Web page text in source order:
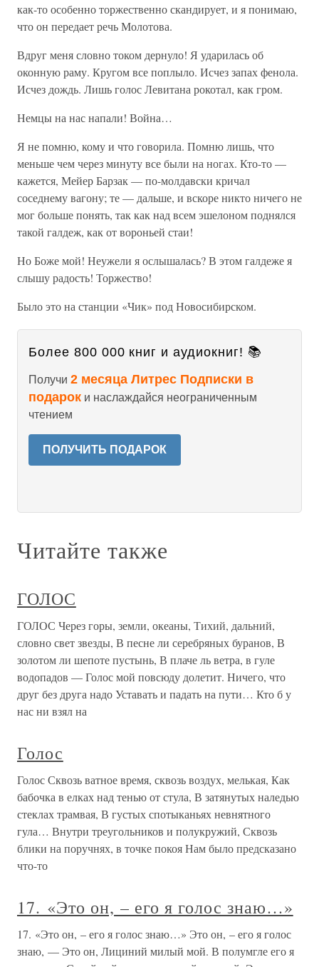
как-то особенно торжественно скандирует, и я понимаю,
что он передает речь Молотова.
Вдруг меня словно током дернуло! Я ударилась об
оконную раму. Кругом все поплыло. Исчез запах фенола.
Исчез дождь. Лишь голос Левитана рокотал, как гром.
Немцы на нас напали! Война…
Я не помню, кому и что говорила. Помню лишь, что
меньше чем через минуту все были на ногах. Кто-то —
кажется, Мейер Барзак — по-молдавски кричал
соседнему вагону; те — дальше, и вскоре никто ничего не
мог больше понять, так как над всем эшелоном поднялся
такой галдеж, как от вороньей стаи!
Но Боже мой! Неужели я ослышалась? В этом галдеже я
слышу радость! Торжество!
Было это на станции «Чик» под Новосибирском.
Более 800 000 книг и аудиокниг! 📚
Получи 2 месяца Литрес Подписки в
подарок и наслаждайся неограниченным
чтением
ПОЛУЧИТЬ ПОДАРОК
Читайте также
ГОЛОС
ГОЛОС Через горы, земли, океаны, Тихий, дальний,
словно свет звезды, В песне ли серебряных буранов, В
золотом ли шепоте пустынь, В плаче ль ветра, в гуле
водопадов — Голос мой повсюду долетит. Ничего, что
друг без друга надо Уставать и падать на пути… Кто б у
нас ни взял на
Голос
Голос Сквозь ватное время, сквозь воздух, мелькая, Как
бабочка в елках над тенью от стула, В затянутых наледью
стеклах трамвая, В густых спотыканьях невнятного
гула… Внутри треугольников и полукружий, Сквозь
блики на поручнях, в точке покоя Нам было предсказано
что-то
17. «Это он, – его я голос знаю…»
17. «Это он, – его я голос знаю…» Это он, – его я голос
знаю, — Это он, Лициний милый мой. В полумгле его я